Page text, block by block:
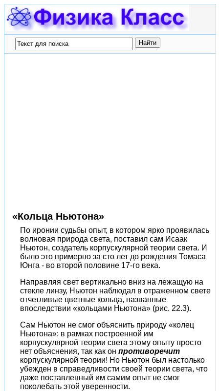
«Кольца Ньютона»
По иронии судьбы опыт, в котором ярко проявилась
волновая природа света, поставил сам Исаак
Ньютон, создатель корпускулярной теории света. И
было это примерно за сто лет до рождения Томаса
Юнга - во второй половине 17-го века.
Направляя свет вертикально вниз на лежащую на
стекле линзу, Ньютон наблюдал в отраженном свете
отчетливые цветные кольца, названные
впоследствии «кольцами Ньютона» (рис. 22.3).
Сам Ньютон не смог объяснить природу «колец
Ньютона»: в рамках построенной им
корпускулярной теории света этому опыту просто
нет объяснения, так как он противоречит
корпускулярной теории! Но Ньютон был настолько
убежден в справедливости своей теории света, что
даже поставленный им самим опыт не смог
поколебать этой уверенности.